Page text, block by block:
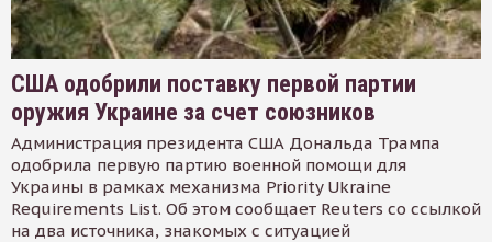
США одобрили поставку первой партии
оружия Украине за счет союзников
Администрация президента США Дональда Трампа
одобрила первую партию военной помощи для
Украины в рамках механизма Priority Ukraine
Requirements List. Об этом сообщает Reuters со ссылкой
на два источника, знакомых с ситуацией